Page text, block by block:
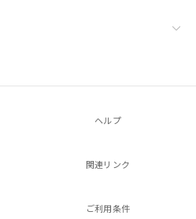
ヘルプ
関連リンク
ご利用条件